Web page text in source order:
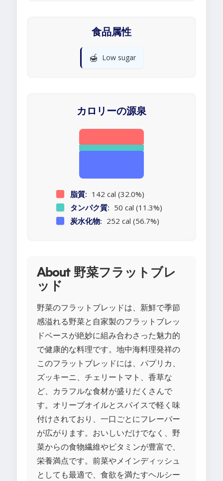
食品属性
🍯 Low sugar
カロリーの源泉
脂質: 142 cal (32.0%)
タンパク質: 50 cal (11.3%)
炭水化物: 252 cal (56.7%)
About 野菜フラットブレ
ッド
野菜のフラットブレッドは、新鮮で季節
感溢れる野菜と自家製のフラットブレッ
ドベースが絶妙に組み合わさった魅力的
で健康的な料理です。地中海料理発祥の
このフラットブレッドには、パプリカ、
ズッキーニ、チェリートマト、香草な
ど、カラフルな食材が盛りだくさんで
す。オリーブオイルとスパイスで軽く味
付けされており、一口ごとにフレーバー
が広がります。おいしいだけでなく、野
菜からの食物繊維やビタミンが豊富で、
栄養満点です。前菜やメインディッシュ
としても最適で、食欲を満たすヘルシー